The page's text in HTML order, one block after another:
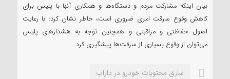
بیان اینکه مشارکت مردم و دستگاه‌ها و همکاری آنها با پلیس برای
کاهش وقوع سرقت امری ضروری است، خاطر نشان کرد: با رعایت
اصول حفاظتی و مراقبتی و همچنین توجه به هشدارهای پلیس
می‌توان از وقوع بسیاری از سرقت‌ها پیشگیری کرد.
سارق محتويات خودرو در داراب